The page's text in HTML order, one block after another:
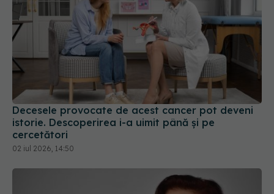
Decesele provocate de acest cancer pot deveni
istorie. Descoperirea i-a uimit până și pe
cercetători
02 iul 2026, 14:50